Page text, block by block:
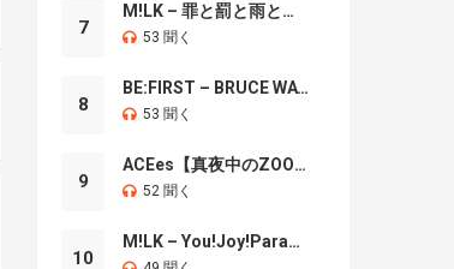
7
M!LK – 罪と罰と雨とキス
53 聞く
8
BE:FIRST – BRUCE WAYNE
53 聞く
9
ACEes【真夜中のZOO】
52 聞く
10
M!LK – You!Joy!Parade!